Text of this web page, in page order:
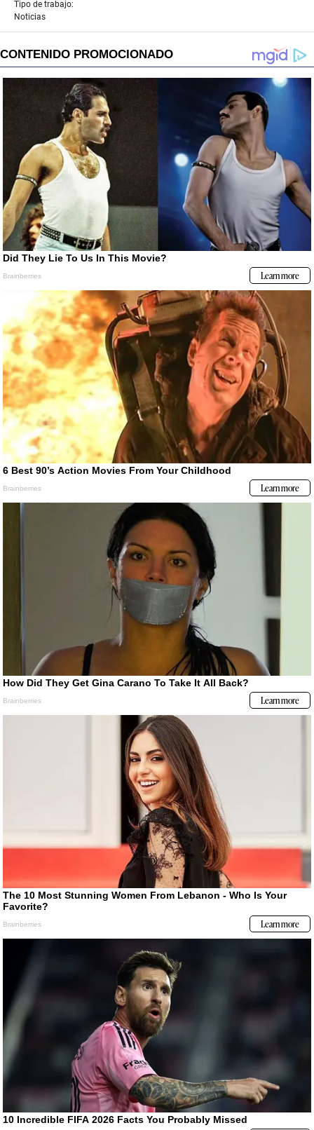
Tipo de trabajo:
Noticias